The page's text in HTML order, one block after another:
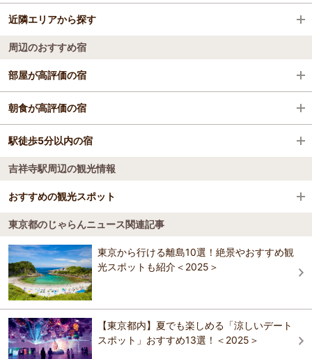
新宿・中野・杉並・吉祥寺
吉祥寺・三鷹・武蔵野
新大久保駅
信濃町駅
高円寺駅
阿佐ケ谷駅
西荻窪駅
三鷹駅
初台駅
南新宿駅
近隣エリアから探す
新宿
周辺のおすすめ宿
部屋が高評価の宿
京王プラザホテル
ホテル ブーゲンビリア新宿(旧 ラガール・ド
ゥ・ラヴィー新宿)
ホテルルートイン東京阿佐ヶ谷
かどやホテル
三井ガーデンホテル神宮外苑の杜プレミア
ＪＲ西日本グループ ヴィアイン新宿
朝食が高評価の宿
京王プラザホテル
日本青年館ホテル
ホテルルートイン東京阿佐ヶ谷
かどやホテル
三井ガーデンホテル神宮外苑の杜プレミア
アパホテル〈新宿 歌舞伎町中央〉
駅徒歩5分以内の宿
京王プラザホテル
ホテル ブーゲンビリア新宿(旧 ラガール・ド
ゥ・ラヴィー新宿)
日本青年館ホテル
ホテルルートイン東京阿佐ヶ谷
かどやホテル
吉祥寺駅周辺の観光情報
おすすめの観光スポット
エル・ブレス新宿店
4.0
バッグ、ウェア、シューズ、雑貨を豊富に取り扱うお洒落なアウトド
アショップ。地下１階から９階に広がるフロアには、おもしろグッ
ズ、マウンテンバイク、キャンプ用品等もあり見るだけでも楽しい。
駅前でアクセスの便利さも魅力のひとつ。アウトドア関連のモノを探
すなら、ぜひ一度立ち寄ってみる価値アリ。
おすすめの観光スポットガイドを見る
東京都のじゃらんニュース関連記事
東京から行ける離島10選！絶景やおすすめ観
光スポットも紹介＜2025＞
【東京都内】夏でも楽しめる「涼しいデート
スポット」おすすめ13選！＜2025＞